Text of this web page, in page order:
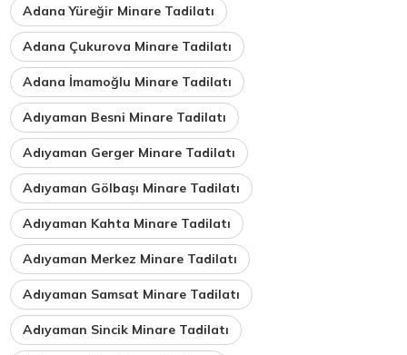
Adana Yüreğir Minare Tadilatı
Adana Çukurova Minare Tadilatı
Adana İmamoğlu Minare Tadilatı
Adıyaman Besni Minare Tadilatı
Adıyaman Gerger Minare Tadilatı
Adıyaman Gölbaşı Minare Tadilatı
Adıyaman Kahta Minare Tadilatı
Adıyaman Merkez Minare Tadilatı
Adıyaman Samsat Minare Tadilatı
Adıyaman Sincik Minare Tadilatı